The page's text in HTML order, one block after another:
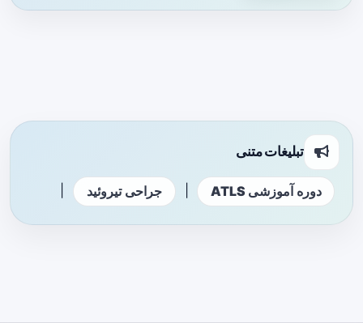
تبلیغات متنی
دوره آموزشی ATLS جراحی تیروئید